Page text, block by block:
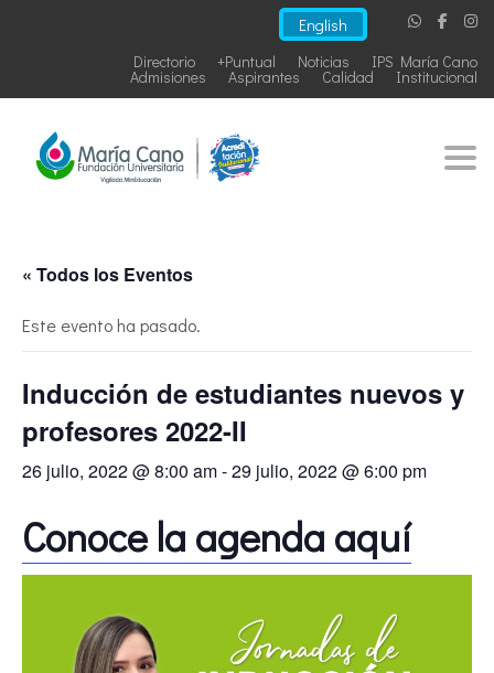
English
IPS María Cano
Noticias
+Puntual
Directorio
Institucional
Calidad
Aspirantes
Admisiones
« Todos los Eventos
Este evento ha pasado.
Inducción de estudiantes nuevos y
profesores 2022-II
26 julio, 2022 @ 8:00 am-29 julio, 2022 @ 6:00 pm
Conoce la agenda aquí